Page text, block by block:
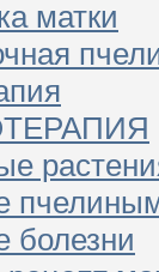
матки
болезни